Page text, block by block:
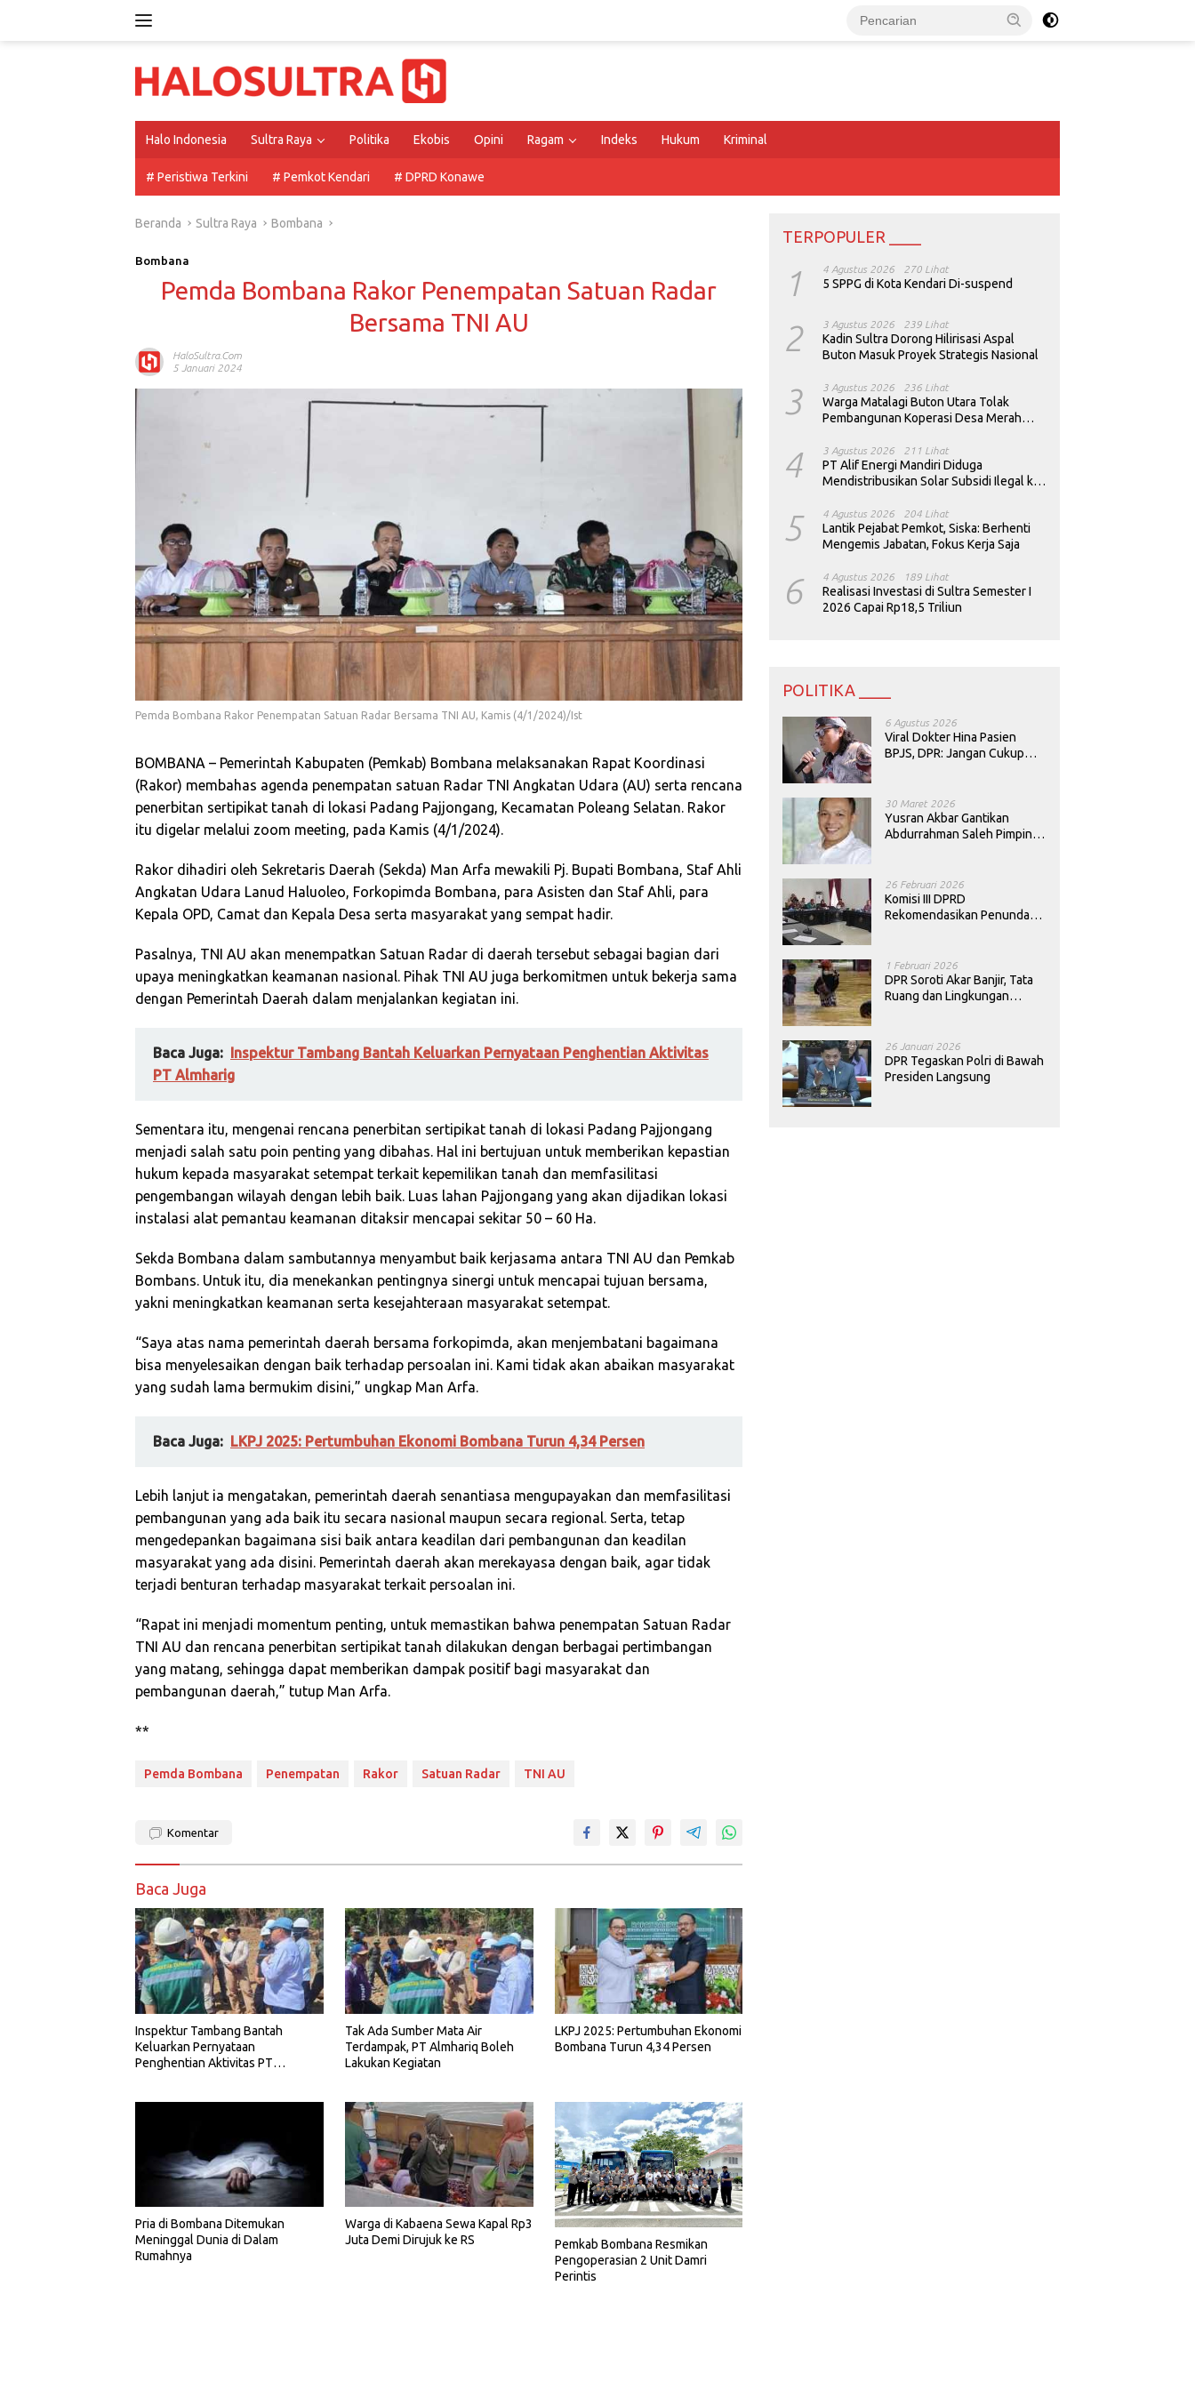
Halo Indonesia Sultra Raya Politika Ekobis Opini Ragam Indeks Hukum Kriminal
# Peristiwa Terkini # Pemkot Kendari # DPRD Konawe
Beranda Sultra Raya Bombana
Bombana
Pemda Bombana Rakor Penempatan Satuan Radar
Bersama TNI AU
HaloSultra.com
5 Januari 2024
Pemda Bombana Rakor Penempatan Satuan Radar Bersama TNI AU, Kamis (4/1/2024)/Ist
BOMBANA – Pemerintah Kabupaten (Pemkab) Bombana melaksanakan Rapat Koordinasi
(Rakor) membahas agenda penempatan satuan Radar TNI Angkatan Udara (AU) serta rencana
penerbitan sertipikat tanah di lokasi Padang Pajjongang, Kecamatan Poleang Selatan. Rakor
itu digelar melalui zoom meeting, pada Kamis (4/1/2024).
Rakor dihadiri oleh Sekretaris Daerah (Sekda) Man Arfa mewakili Pj. Bupati Bombana, Staf Ahli
Angkatan Udara Lanud Haluoleo, Forkopimda Bombana, para Asisten dan Staf Ahli, para
Kepala OPD, Camat dan Kepala Desa serta masyarakat yang sempat hadir.
Pasalnya, TNI AU akan menempatkan Satuan Radar di daerah tersebut sebagai bagian dari
upaya meningkatkan keamanan nasional. Pihak TNI AU juga berkomitmen untuk bekerja sama
dengan Pemerintah Daerah dalam menjalankan kegiatan ini.
Baca Juga: Inspektur Tambang Bantah Keluarkan Pernyataan Penghentian Aktivitas
PT Almharig
Sementara itu, mengenai rencana penerbitan sertipikat tanah di lokasi Padang Pajjongang
menjadi salah satu poin penting yang dibahas. Hal ini bertujuan untuk memberikan kepastian
hukum kepada masyarakat setempat terkait kepemilikan tanah dan memfasilitasi
pengembangan wilayah dengan lebih baik. Luas lahan Pajjongang yang akan dijadikan lokasi
instalasi alat pemantau keamanan ditaksir mencapai sekitar 50 – 60 Ha.
Sekda Bombana dalam sambutannya menyambut baik kerjasama antara TNI AU dan Pemkab
Bombans. Untuk itu, dia menekankan pentingnya sinergi untuk mencapai tujuan bersama,
yakni meningkatkan keamanan serta kesejahteraan masyarakat setempat.
“Saya atas nama pemerintah daerah bersama forkopimda, akan menjembatani bagaimana
bisa menyelesaikan dengan baik terhadap persoalan ini. Kami tidak akan abaikan masyarakat
yang sudah lama bermukim disini,” ungkap Man Arfa.
Baca Juga: LKPJ 2025: Pertumbuhan Ekonomi Bombana Turun 4,34 Persen
Lebih lanjut ia mengatakan, pemerintah daerah senantiasa mengupayakan dan memfasilitasi
pembangunan yang ada baik itu secara nasional maupun secara regional. Serta, tetap
mengedepankan bagaimana sisi baik antara keadilan dari pembangunan dan keadilan
masyarakat yang ada disini. Pemerintah daerah akan merekayasa dengan baik, agar tidak
terjadi benturan terhadap masyarakat terkait persoalan ini.
“Rapat ini menjadi momentum penting, untuk memastikan bahwa penempatan Satuan Radar
TNI AU dan rencana penerbitan sertipikat tanah dilakukan dengan berbagai pertimbangan
yang matang, sehingga dapat memberikan dampak positif bagi masyarakat dan
pembangunan daerah,” tutup Man Arfa.
**
Pemda Bombana Penempatan Rakor Satuan Radar TNI AU
Komentar
Baca Juga
Inspektur Tambang Bantah
Keluarkan Pernyataan
Penghentian Aktivitas PT
Tak Ada Sumber Mata Air
Terdampak, PT Almhariq Boleh
Lakukan Kegiatan
LKPJ 2025: Pertumbuhan Ekonomi
Bombana Turun 4,34 Persen
Pria di Bombana Ditemukan
Meninggal Dunia di Dalam
Rumahnya
Warga di Kabaena Sewa Kapal Rp3
Juta Demi Dirujuk ke RS
Pemkab Bombana Resmikan
Pengoperasian 2 Unit Damri
Perintis
TERPOPULER ____
1 4 Agustus 2026 270 Lihat
5 SPPG di Kota Kendari Di-suspend
2 3 Agustus 2026 239 Lihat
Kadin Sultra Dorong Hilirisasi Aspal
Buton Masuk Proyek Strategis Nasional
3 3 Agustus 2026 236 Lihat
Warga Matalagi Buton Utara Tolak
Pembangunan Koperasi Desa Merah
4 3 Agustus 2026 211 Lihat
PT Alif Energi Mandiri Diduga
Mendistribusikan Solar Subsidi Ilegal ke
5 4 Agustus 2026 204 Lihat
Lantik Pejabat Pemkot, Siska: Berhenti
Mengemis Jabatan, Fokus Kerja Saja
6 4 Agustus 2026 189 Lihat
Realisasi Investasi di Sultra Semester I
2026 Capai Rp18,5 Triliun
POLITIKA ____
6 Agustus 2026
Viral Dokter Hina Pasien
BPJS, DPR: Jangan Cukup
30 Maret 2026
Yusran Akbar Gantikan
Abdurrahman Saleh Pimpin
26 Februari 2026
Komisi III DPRD
Rekomendasikan Penundaan
1 Februari 2026
DPR Soroti Akar Banjir, Tata
Ruang dan Lingkungan
26 Januari 2026
DPR Tegaskan Polri di Bawah
Presiden Langsung